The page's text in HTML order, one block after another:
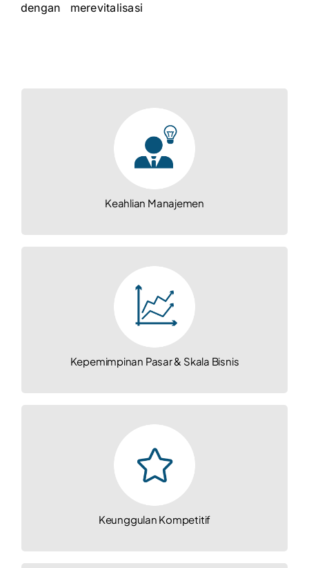
dengan merevitalisasi
Keahlian Manajemen
Keahlian Manajemen
Hubungan Kerja yang Kuat dengan
Pelanggan
Kemitraan Jangka Panjang dengan
Kepemimpinan Pasar & Skala Bisnis
Kepemimpinan Pasar & Skala Bisnis
Melayani berbagai segmen pasar.
Memiliki jaringan pelanggan dan
cakupan geografis yang luas.
Keunggulan Kompetitif
Keunggulan Kompetitif
Ketersediaan stok yang lengkap.
Ragam produk yang komprehensif.
Produk berkualitas tinggi.